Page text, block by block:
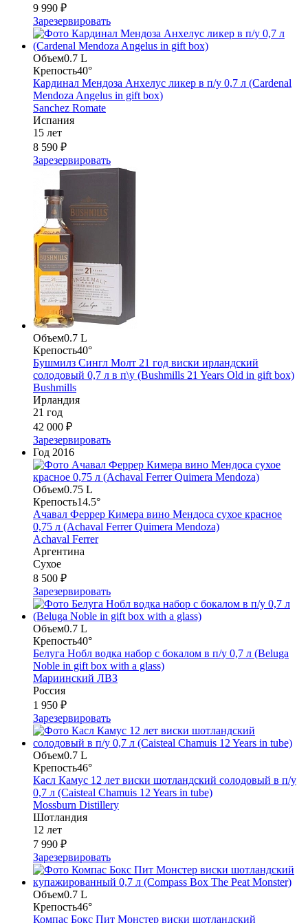
9 990 ₽
Зарезервировать
Объем0.7 L
Крепость40°
Кардинал Мендоза Анхелус ликер в п/у 0,7 л (Cardenal
Mendoza Angelus in gift box)
Sanchez Romate
Испания
15 лет
8 590 ₽
Зарезервировать
Объем0.7 L
Крепость40°
Бушмилз Сингл Молт 21 год виски ирландский
солодовый 0,7 л в п\у (Bushmills 21 Years Old in gift box)
Bushmills
Ирландия
21 год
42 000 ₽
Зарезервировать
Год 2016
Объем0.75 L
Крепость14.5°
Ачавал Феррер Кимера вино Мендоса сухое красное
0,75 л (Achaval Ferrer Quimera Mendoza)
Achaval Ferrer
Аргентина
Сухое
8 500 ₽
Зарезервировать
Объем0.7 L
Крепость40°
Белуга Нобл водка набор с бокалом в п/у 0,7 л (Beluga
Noble in gift box with a glass)
Мариинский ЛВЗ
Россия
1 950 ₽
Зарезервировать
Объем0.7 L
Крепость46°
Касл Камус 12 лет виски шотландский солодовый в п/у
0,7 л (Caisteal Chamuis 12 Years in tube)
Mossburn Distillery
Шотландия
12 лет
7 990 ₽
Зарезервировать
Объем0.7 L
Крепость46°
Компас Бокс Пит Монстер виски шотландский